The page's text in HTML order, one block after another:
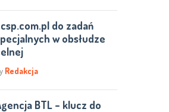
do zadań
w obsłudze
Redakcja
BTL – klucz do